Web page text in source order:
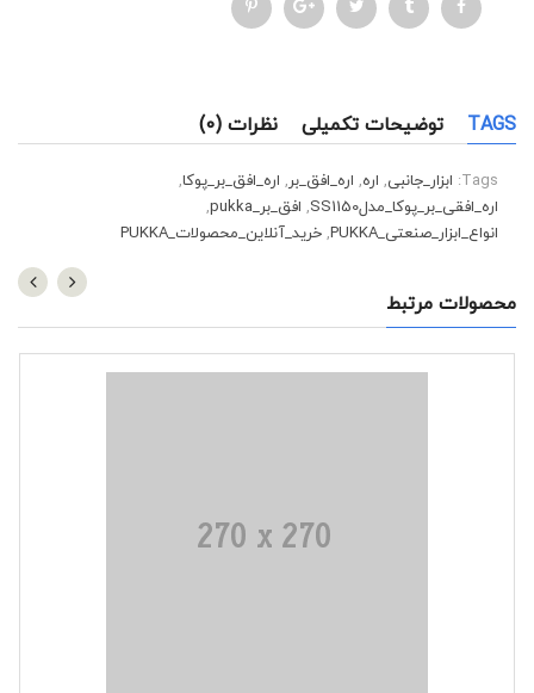
TAGS توضیحات تکمیلی نظرات (0)
Tags: ابزار_جانبی, اره, اره_افق_بر, اره_افق_بر_پوکا,
اره_افقی_بر_پوکا_مدلSS1150
, افق_بر_pukka
,
انواع_ابزار_صنعتی_PUKKA
, خرید_آنلاین_محصولات_PUKKA
محصولات مرتبط